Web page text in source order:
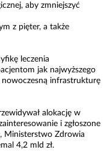
aby zmniejszyć
z pięter, a także
leczenia
jak najwyższego
infrastrukturę
alokację w
i zgłoszone
Ministerstwo Zdrowia
4,2 mld zł.